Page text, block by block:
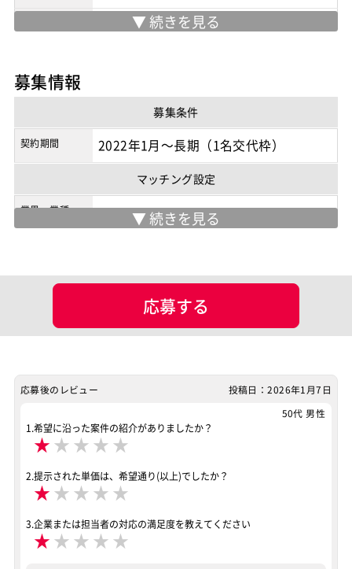
140H-180H
商流 2次請け
募集情報
募集条件
契約期間 2022年1月～長期（1名交代枠）
マッチング設定
業界・業種
スキル iOS（Objective-C） Android アジャイル開発
Android（Java） iOS
JIRA Kotlin
特徴 リモートOK
応募する
応募後のレビュー
投稿日：2026年1月7日
50代 男性
1.希望に沿った案件の紹介がありましたか？
★ ★ ★ ★ ★
2.提示された単価は、希望通り(以上)でしたか？
★ ★ ★ ★ ★
3.企業または担当者の対応の満足度を教えてください
★ ★ ★ ★ ★